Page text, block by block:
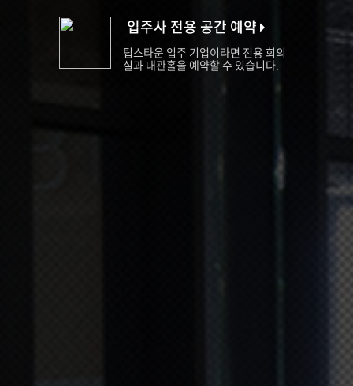
입주사 전용 공간 예약
팁스타운 입주 기업이라면 전용 회의
실과 대관홀을 예약할 수 있습니다.